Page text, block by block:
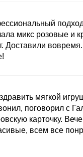
микс розовые и
Доставили
мягкой
поговорил с
карточку.
всем все